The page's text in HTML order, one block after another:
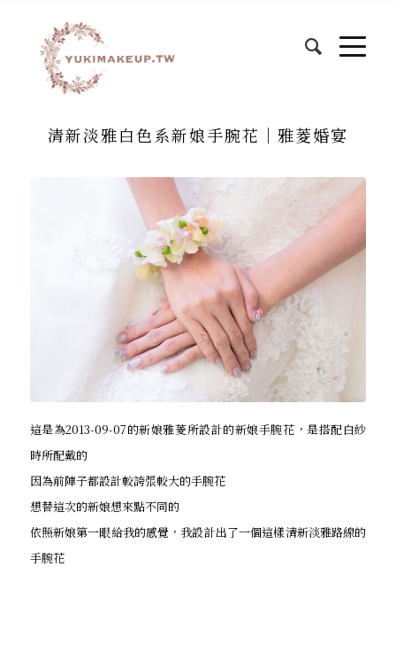
清新淡雅白色系新娘手腕花│雅菱婚宴
這是為2013-09-07的新娘雅菱所設計的新娘手腕花，是搭配白紗
時所配戴的
因為前陣子都設計較誇張較大的手腕花
想替這次的新娘想來點不同的
依照新娘第一眼給我的感覺，我設計出了一個這樣清新淡雅路線的
手腕花